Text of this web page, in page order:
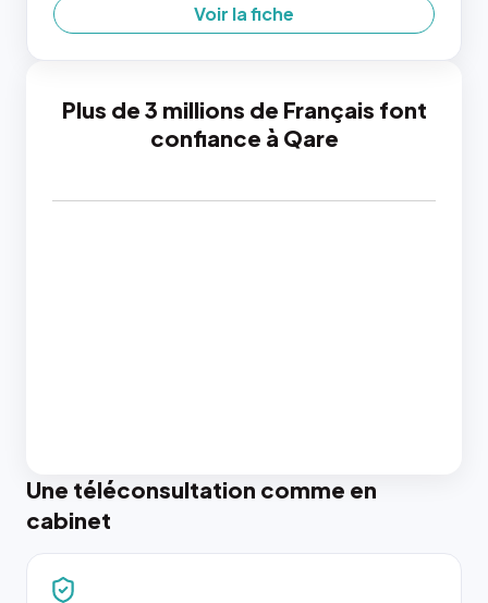
Voir la fiche
Plus de 3 millions de Français font
confiance à Qare
Une téléconsultation comme en
cabinet